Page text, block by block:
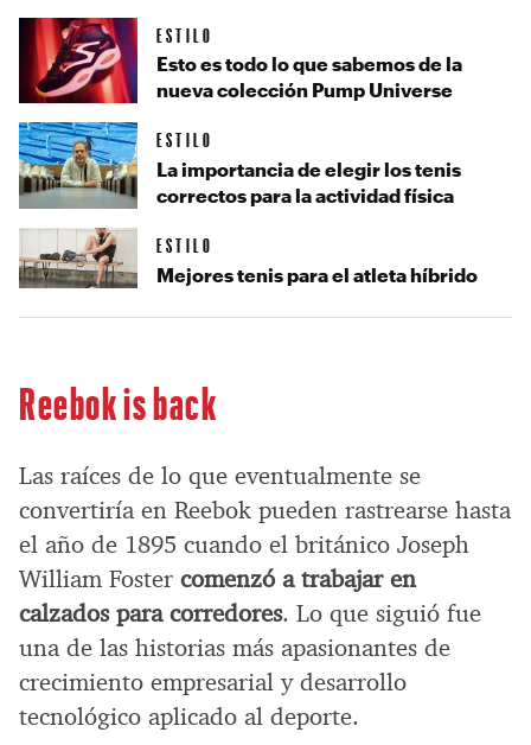
Reebok is back
Las raíces de lo que eventualmente se
convertiría en Reebok pueden rastrearse hasta
el año de 1895 cuando el británico Joseph
William Foster comenzó a trabajar en
calzados para corredores. Lo que siguió fue
una de las historias más apasionantes de
crecimiento empresarial y desarrollo
tecnológico aplicado al deporte.
ESTILO
Esto es todo lo que sabemos de la
nueva colección Pump Universe
ESTILO
La importancia de elegir los tenis
correctos para la actividad física
ESTILO
Mejores tenis para el atleta híbrido